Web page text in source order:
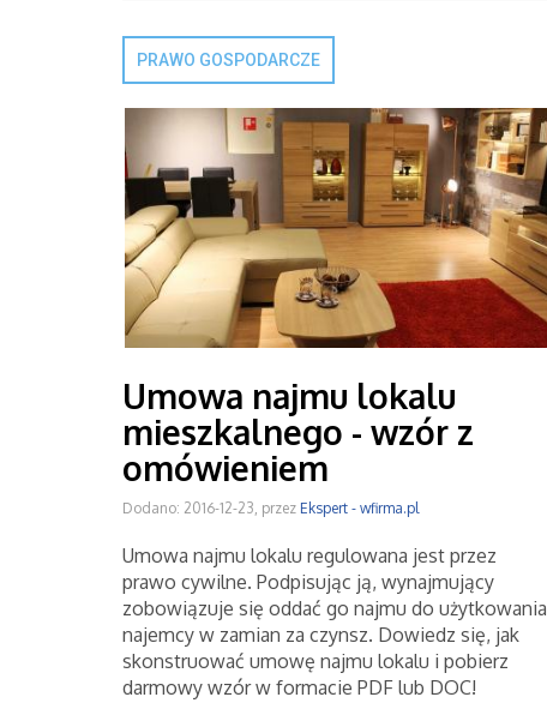
PRAWO GOSPODARCZE
Umowa najmu lokalu
mieszkalnego - wzór z
omówieniem
Dodano: 2016-12-23, przez Ekspert - wfirma.pl
Umowa najmu lokalu regulowana jest przez
prawo cywilne. Podpisując ją, wynajmujący
zobowiązuje się oddać go najmu do użytkowania
najemcy w zamian za czynsz. Dowiedz się, jak
skonstruować umowę najmu lokalu i pobierz
darmowy wzór w formacie PDF lub DOC!